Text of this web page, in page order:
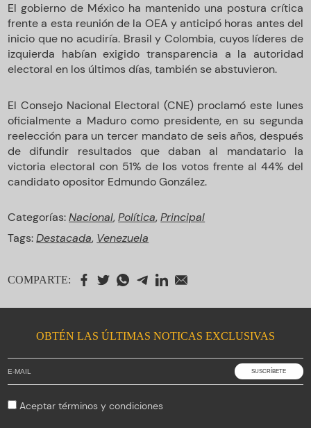
El gobierno de México ha mantenido una postura crítica
frente a esta reunión de la OEA y anticipó horas antes del
inicio que no acudiría. Brasil y Colombia, cuyos líderes de
izquierda habían exigido transparencia a la autoridad
electoral en los últimos días, también se abstuvieron.
El Consejo Nacional Electoral (CNE) proclamó este lunes
oficialmente a Maduro como presidente, en su segunda
reelección para un tercer mandato de seis años, después
de difundir resultados que daban al mandatario la
victoria electoral con 51% de los votos frente al 44% del
candidato opositor Edmundo González.
Categorías:Nacional,Política,Principal
Tags:Destacada, Venezuela
COMPARTE:
OBTÉN LAS ÚLTIMAS NOTICAS EXCLUSIVAS
Aceptartérminos y condiciones